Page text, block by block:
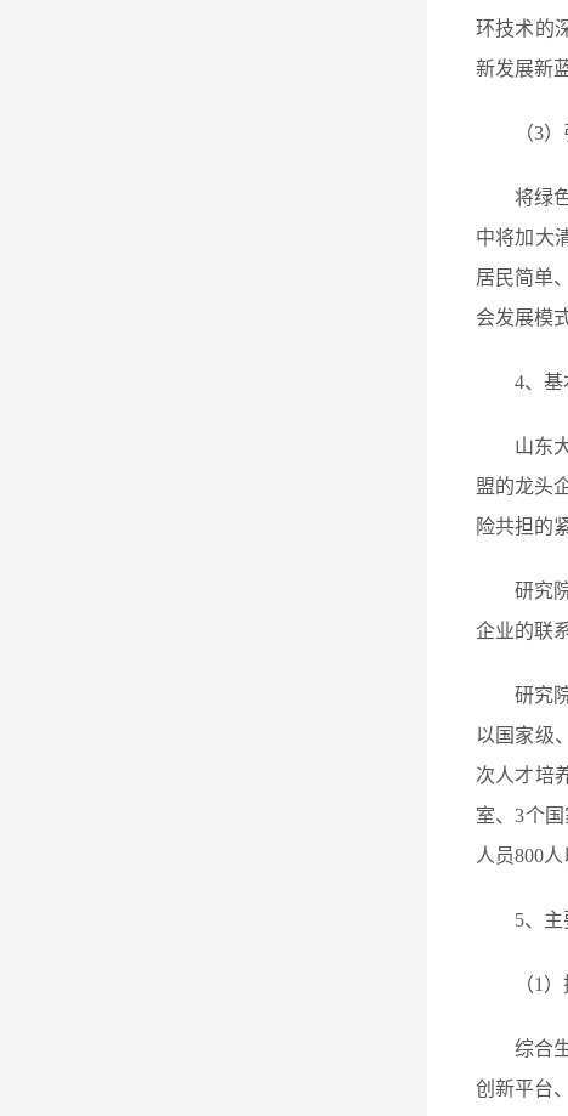
环技术的
新发展新
（3
将绿
中将加大
居民简单
会发展模式
4、
山东
盟的龙头
险共担的
研究
企业的联
研究
以国家级
次人才培
室、3个
人员800
5、 主
（1
综合
创新平台